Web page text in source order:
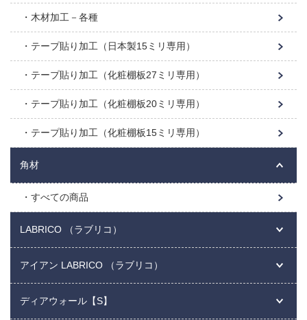
木材加工－各種
テープ貼り加工（日本製15ミリ専用）
テープ貼り加工（化粧棚板27ミリ専用）
テープ貼り加工（化粧棚板20ミリ専用）
テープ貼り加工（化粧棚板15ミリ専用）
角材
すべての商品
LABRICO （ラブリコ）
アイアン LABRICO （ラブリコ）
ディアウォール【S】